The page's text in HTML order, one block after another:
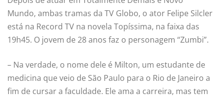
Mundo, ambas tramas da TV Globo, o ator Felipe Silcler
está na Record TV na novela Topíssima, na faixa das
19h45. O jovem de 28 anos faz o personagem “Zumbi”.
– Na verdade, o nome dele é Milton, um estudante de
medicina que veio de São Paulo para o Rio de Janeiro a
fim de cursar a faculdade. Ele ama a carreira, mas tem